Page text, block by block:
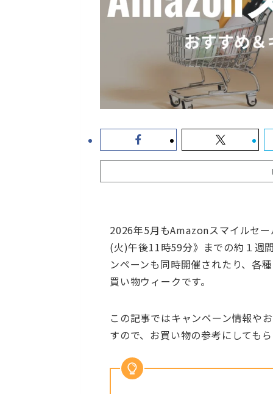
2026年5月もAmazonスマイルセ
(火)午後11時59分》までの約１週
ンペーンも同時開催されたり、各
買い物ウィークです。
この記事ではキャンペーン情報や
すので、お買い物の参考にしても